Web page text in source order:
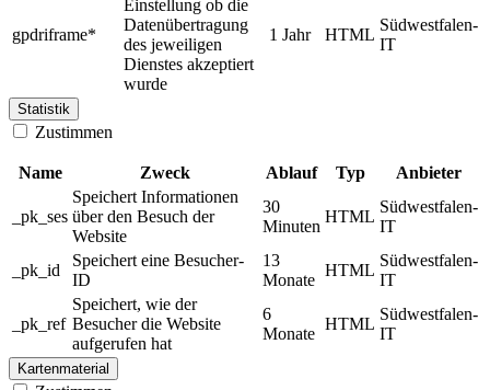
gpdriframe*
Einstellung ob die
Datenübertragung
des jeweiligen
Dienstes akzeptiert
wurde
1 Jahr HTML
Südwestfalen-
IT
Statistik
Zustimmen
Name Zweck Ablauf Typ Anbieter
_pk_ses
Speichert Informationen
über den Besuch der
Website
30
Minuten
HTML
Südwestfalen-
IT
_pk_id
Speichert eine Besucher-
ID
13
Monate
HTML
Südwestfalen-
IT
_pk_ref
Speichert, wie der
Besucher die Website
aufgerufen hat
6
Monate
HTML
Südwestfalen-
IT
Kartenmaterial